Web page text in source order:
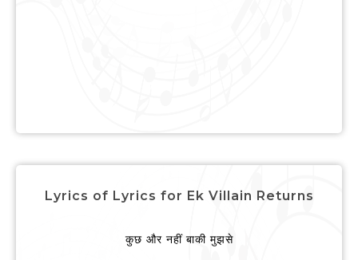
Lyrics of Lyrics for Ek Villain Returns
कुछ और नहीं बाकी मुझसे